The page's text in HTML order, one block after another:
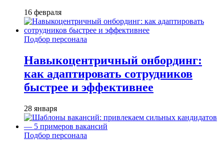
16 февраля
Подбор персонала
Навыкоцентричный онбординг:
как адаптировать сотрудников
быстрее и эффективнее
28 января
Подбор персонала